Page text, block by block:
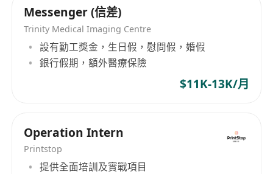
Messenger (信差)
Trinity Medical Imaging Centre
設有勤工獎金，生日假，慰問假，婚假
銀行假期，額外醫療保險
$11K-13K/月
Operation Intern
Printstop
提供全面培訓及實戰項目